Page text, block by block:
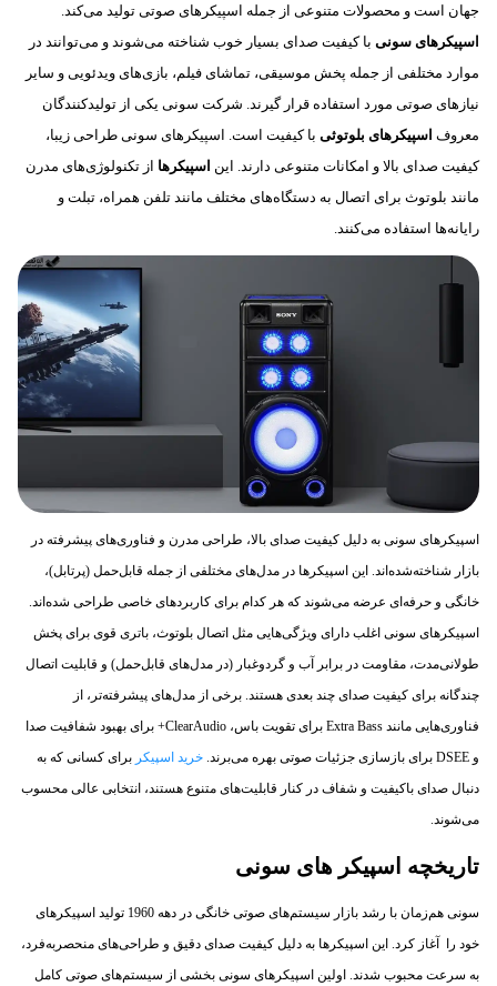
جهان است و محصولات متنوعی از جمله اسپیکرهای صوتی تولید می‌کند.
اسپیکرهای سونی با کیفیت صدای بسیار خوب شناخته می‌شوند و می‌توانند در
موارد مختلفی از جمله پخش موسیقی، تماشای فیلم، بازی‌های ویدئویی و سایر
نیازهای صوتی مورد استفاده قرار گیرند. شرکت سونی یکی از تولیدکنندگان
معروف اسپیکرهای بلوتوثی با کیفیت است. اسپیکر‌های سونی طراحی زیبا،
کیفیت صدای بالا و امکانات متنوعی دارند. این اسپیکرها از تکنولوژی‌های مدرن
مانند بلوتوث برای اتصال به دستگاه‌های مختلف مانند تلفن همراه، تبلت و
رایانه‌ها استفاده می‌کنند.
اسپیکرهای سونی به دلیل کیفیت صدای بالا، طراحی مدرن و فناوری‌های پیشرفته در
بازار شناخته‌شده‌اند. این اسپیکرها در مدل‌های مختلفی از جمله قابل‌حمل (پرتابل)،
خانگی و حرفه‌ای عرضه می‌شوند که هر کدام برای کاربردهای خاصی طراحی شده‌اند.
اسپیکرهای سونی اغلب دارای ویژگی‌هایی مثل اتصال بلوتوث، باتری قوی برای پخش
طولانی‌مدت، مقاومت در برابر آب و گردوغبار (در مدل‌های قابل‌حمل) و قابلیت اتصال
چندگانه برای کیفیت صدای چند بعدی هستند. برخی از مدل‌های پیشرفته‌تر، از
فناوری‌هایی مانند Extra Bass برای تقویت باس، ClearAudio+ برای بهبود شفافیت صدا
و DSEE برای بازسازی جزئیات صوتی بهره می‌برند.
خرید اسپیکر برای کسانی که به
دنبال صدای باکیفیت و شفاف در کنار قابلیت‌های متنوع هستند، انتخابی عالی محسوب
می‌شوند.
تاریخچه اسپیکر های سونی
سونی هم‌زمان با رشد بازار سیستم‌های صوتی خانگی در دهه 1960 تولید اسپیکرهای
خود را آغاز کرد. این اسپیکرها به دلیل کیفیت صدای دقیق و طراحی‌های منحصربه‌فرد،
به سرعت محبوب شدند. اولین اسپیکرهای سونی بخشی از سیستم‌های صوتی کامل